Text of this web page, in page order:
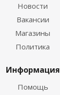
Новости
Вакансии
Магазины
Политика
Информация
Помощь